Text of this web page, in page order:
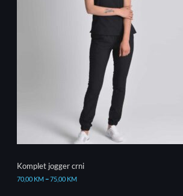
Komplet jogger crni
70,00 KM–75,00 KM